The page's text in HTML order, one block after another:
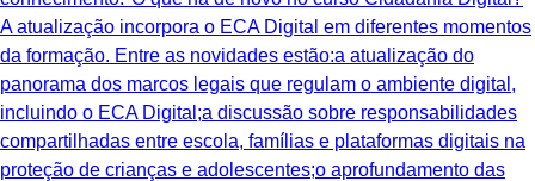
A atualização incorpora o ECA Digital em diferentes momentos
da formação. Entre as novidades estão:a atualização do
panorama dos marcos legais que regulam o ambiente digital,
incluindo o ECA Digital;a discussão sobre responsabilidades
compartilhadas entre escola, famílias e plataformas digitais na
proteção de crianças e adolescentes;o aprofundamento das